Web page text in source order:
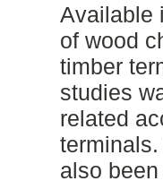
Available
of wood
timber
studies
related
also